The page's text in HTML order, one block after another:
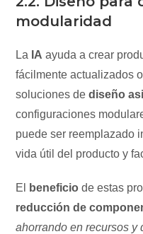
modularidad
La IA ayuda a crear
fácilmente actualizados
soluciones dediseño
configuraciones
puede ser reemplazado
vida útil del producto y
El beneficio de estas
reducción de
ahorrando en recursos